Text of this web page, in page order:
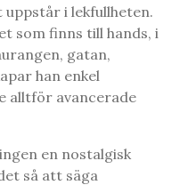
i lekfullheten.
som finns till hands, i
gatan,
han enkel
alltför avancerade
en nostalgisk
så att säga